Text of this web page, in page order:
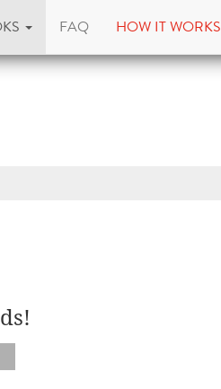
FAQ HOW IT WORKS